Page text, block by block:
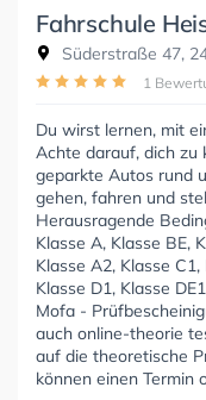
Fahrschule
Süderstraße 47,
1
Du wirst lernen, mit
Achte darauf, dich zu
geparkte Autos rund
gehen, fahren und
Herausragende
Klasse A, Klasse BE,
Klasse A2, Klasse
Klasse D1, Klasse
Mofa -
auch online-theorie
auf die theoretische
können einen Termin